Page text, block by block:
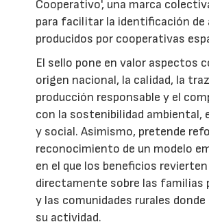
Cooperativo', una marca
para facilitar la identificación
producidos por cooperativas
El sello pone en valor aspectos
origen nacional, la calidad, la
producción responsable y el
con la sostenibilidad ambiental,
y social. Asimismo, pretende
reconocimiento de un modelo
en el que los beneficios revierten
directamente sobre las familias
y las comunidades rurales
su actividad.